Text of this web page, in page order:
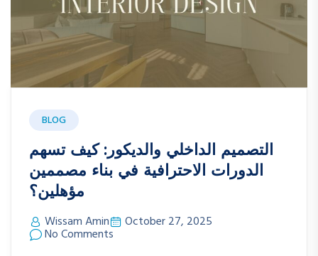
BLOG
التصميم الداخلي والديكور: كيف تسهم
الدورات الاحترافية في بناء مصممين
مؤهلين؟
Wissam Amin October 27, 2025
No Comments